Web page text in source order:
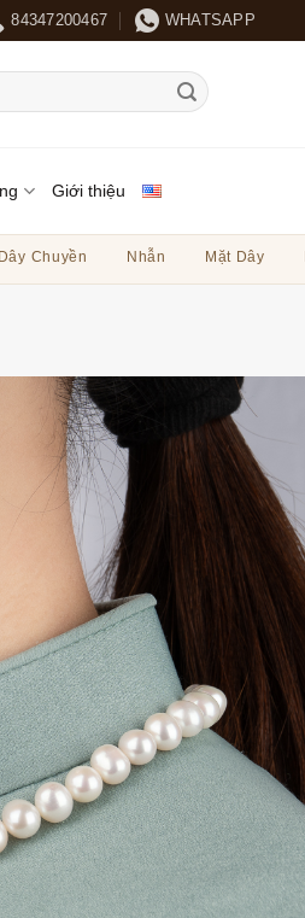
84347200467 WHATSAPP
Giới thiệu
Dây Chuyền Nhẫn Mặt Dây